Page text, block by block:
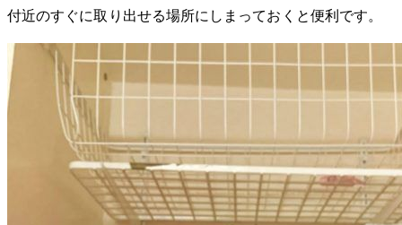
付近のすぐに取り出せる場所にしまっておくと便利です。